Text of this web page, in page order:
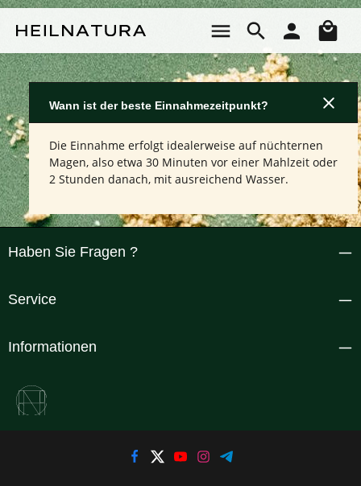
Wann ist der beste Einnahmezeitpunkt?
Die Einnahme erfolgt idealerweise auf nüchternen
Magen, also etwa 30 Minuten vor einer Mahlzeit oder
2 Stunden danach, mit ausreichend Wasser.
Haben Sie Fragen ?
Service
Informationen